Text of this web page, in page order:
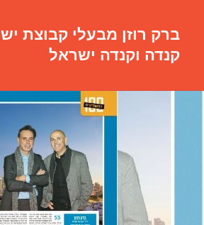
ברק רוזן מבעלי קבוצת
קנדה וקנדה ישראל